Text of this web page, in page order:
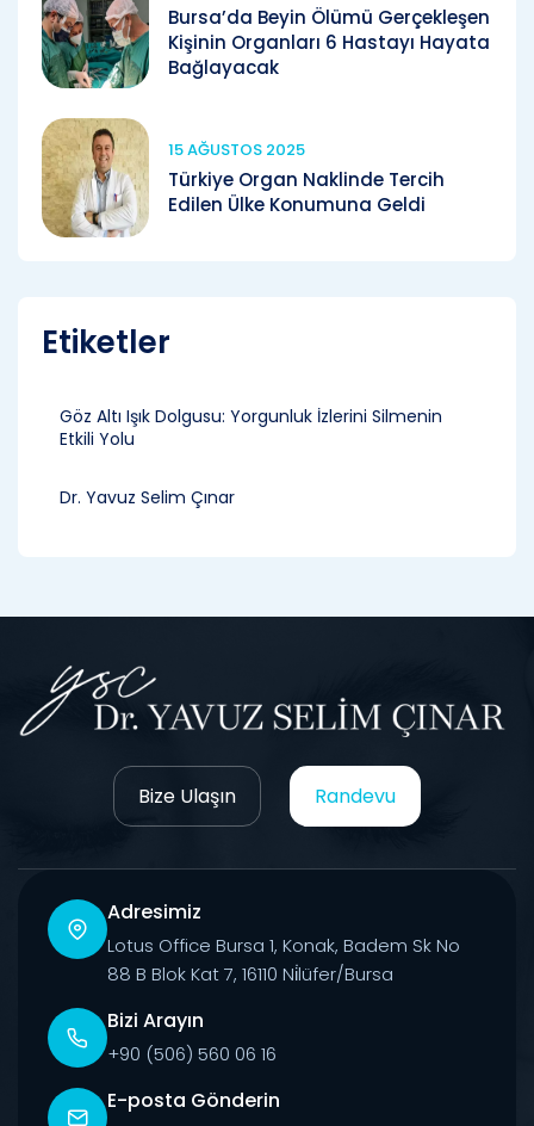
Bursa’da Beyin Ölümü Gerçekleşen
Kişinin Organları 6 Hastayı Hayata
Bağlayacak
15 AĞUSTOS 2025
Türkiye Organ Naklinde Tercih
Edilen Ülke Konumuna Geldi
Etiketler
Göz Altı Işık Dolgusu: Yorgunluk İzlerini Silmenin
Etkili Yolu
Dr. Yavuz Selim Çınar
Bize Ulaşın Randevu
Adresimiz
Lotus Office Bursa 1, Konak, Badem Sk No
88 B Blok Kat 7, 16110 Ni̇lüfer/Bursa
Bizi Arayın
+90 (506) 560 06 16
E-posta Gönderin